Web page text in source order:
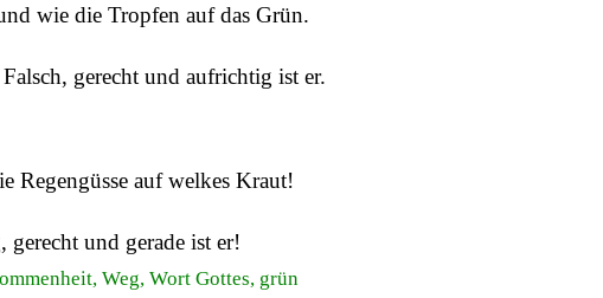
wie die Tropfen auf das Grün.
gerecht und aufrichtig ist er.
Regengüsse auf welkes Kraut!
und gerade ist er!
Weg, Wort Gottes, grün